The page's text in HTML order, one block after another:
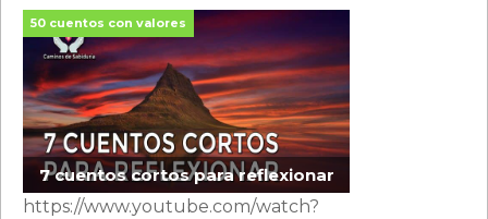
50 cuentos con valores
7 cuentos cortos para reflexionar
https://www.youtube.com/watch?